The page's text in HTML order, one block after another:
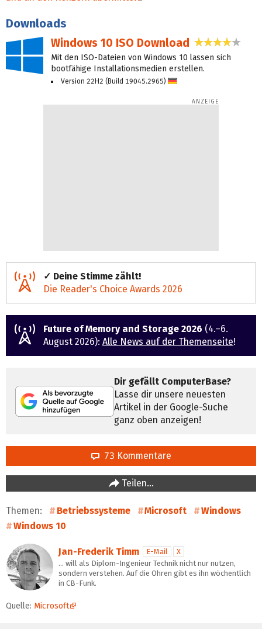
Downloads
Windows 10 ISO Download 3,9
Mit den ISO-Dateien von Windows 10 lassen sich
bootfähige Installationsmedien erstellen.
Version 22H2 (Build 19045.2965)
✓ Deine Stimme zählt!
Die Reader's Choice Awards 2026
Future of Memory and Storage 2026 (4.–6.
August 2026): Alle News auf der Themenseite!
Dir gefällt ComputerBase?
Lasse dir unsere neuesten
Artikel in der Google-Suche
ganz oben anzeigen!
73 Kommentare
Teilen…
Themen: Betriebssysteme Microsoft
Windows
Windows 10
Jan-Frederik Timm E-Mail
X
… will als Diplom-Ingenieur Technik nicht nur nutzen,
sondern verstehen. Auf die Ohren gibt es ihn wöchentlich
in CB-Funk.
Quelle: Microsoft